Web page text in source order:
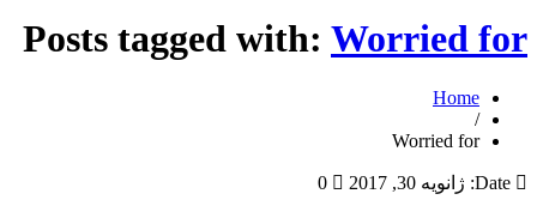
Posts tagged with: Worried for
Home
/
Worried for
Date: ژانویه 30, 2017 0